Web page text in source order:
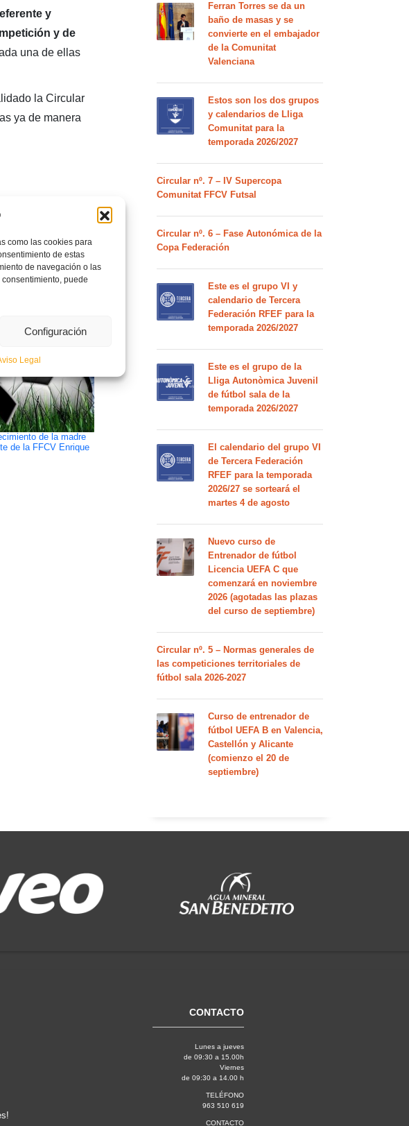
como las cookies para
de estas
de navegación o las
puede
Configuración
Legal
y
y de
una de ellas
la Circular
ya de manera
ETIQUETADO BAJO:
,JUVENILES
de la madre
de la FFCV Enrique
Ferran Torres se da un
baño de masas y se
convierte en el embajador
de la Comunitat
Valenciana
Estos son los dos grupos
y calendarios de Lliga
Comunitat para la
temporada 2026/2027
Circular nº. 7 – IV Supercopa
Comunitat FFCV Futsal
Circular nº. 6 – Fase Autonómica de la
Copa Federación
Este es el grupo VI y
calendario de Tercera
Federación RFEF para la
temporada 2026/2027
Este es el grupo de la
Lliga Autonòmica Juvenil
de fútbol sala de la
temporada 2026/2027
El calendario del grupo VI
de Tercera Federación
RFEF para la temporada
2026/27 se sorteará el
martes 4 de agosto
Nuevo curso de
Entrenador de fútbol
Licencia UEFA C que
comenzará en noviembre
2026 (agotadas las plazas
del curso de septiembre)
Circular nº. 5 – Normas generales de
las competiciones territoriales de
fútbol sala 2026-2027
Curso de entrenador de
fútbol UEFA B en Valencia,
Castellón y Alicante
(comienzo el 20 de
septiembre)
CONTACTO
Lunes a jueves
de 09:30 a 15.00h
Viernes
de 09:30 a 14.00 h
TELÉFONO
963 510 619
CONTACTO